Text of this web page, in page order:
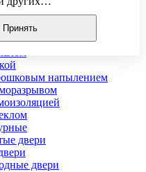
открывания
напылением
двери
двери
IP-адрес, сведения о
на сайте и т. п.)
(например,
с нашейПолитикой
данные обрабатывались,
или покиньте сайт.
Принять